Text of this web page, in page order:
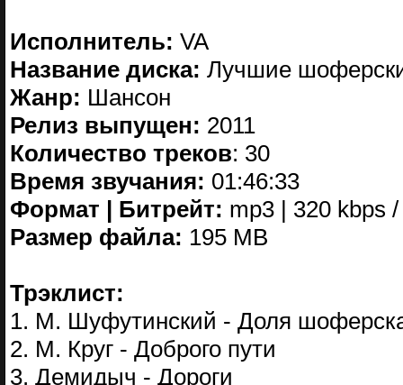
Исполнитель: VA
Название диска: Лучшие
Жанр: Шансон
Релиз выпущен: 2011
Количество треков: 30
Время звучания: 01:46:33
Формат | Битрейт: mp3 | 320 kbps
Размер файла: 195 MB
Трэклист:
1. М. Шуфутинский - Доля
2. М. Круг - Доброго пути
3. Демидыч - Дороги